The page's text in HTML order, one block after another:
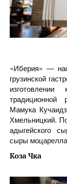
«Иберия» —
грузинской
традиционной
Мамука
Хмельницкий.
адыгейского
сыры моцарелла
Коза Чка